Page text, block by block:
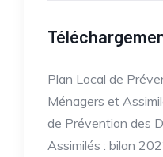
Plan Local de
Ménagers et
de Prévention des
Assimilés : bilan